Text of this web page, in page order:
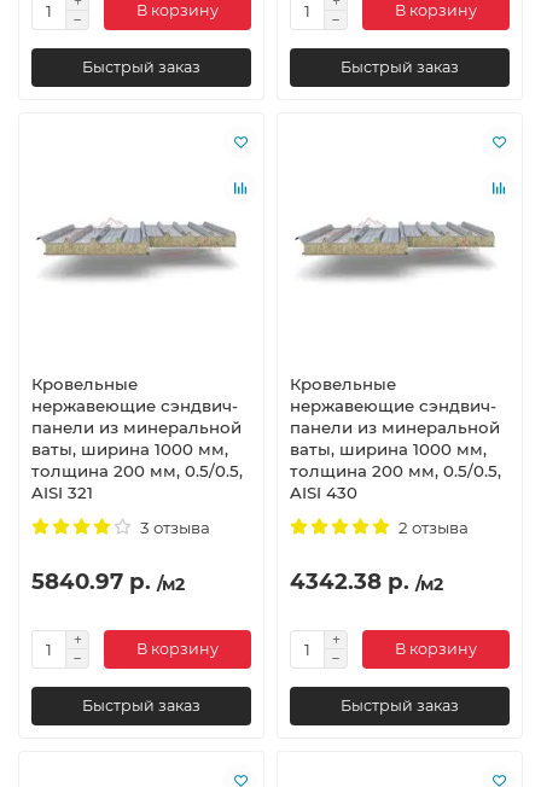
В корзину
Быстрый заказ
В корзину
Быстрый заказ
Кровельные
нержавеющие сэндвич-
панели из минеральной
ваты, ширина 1000 мм,
толщина 200 мм, 0.5/0.5,
AISI 321
3 отзыва
5840.97 р. /м2
В корзину
Быстрый заказ
Кровельные
нержавеющие сэндвич-
панели из минеральной
ваты, ширина 1000 мм,
толщина 200 мм, 0.5/0.5,
AISI 430
2 отзыва
4342.38 р. /м2
В корзину
Быстрый заказ